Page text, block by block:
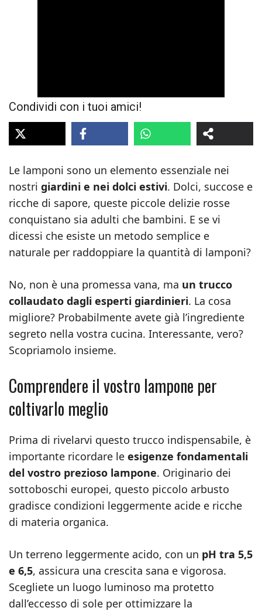
Condividi con i tuoi amici!
Le lamponi sono un elemento essenziale nei
nostri giardini e nei dolci estivi. Dolci, succose e
ricche di sapore, queste piccole delizie rosse
conquistano sia adulti che bambini. E se vi
dicessi che esiste un metodo semplice e
naturale per raddoppiare la quantità di lamponi?
No, non è una promessa vana, ma un trucco
collaudato dagli esperti giardinieri. La cosa
migliore? Probabilmente avete già l’ingrediente
segreto nella vostra cucina. Interessante, vero?
Scopriamolo insieme.
Comprendere il vostro lampone per
coltivarlo meglio
Prima di rivelarvi questo trucco indispensabile, è
importante ricordare le esigenze fondamentali
del vostro prezioso lampone. Originario dei
sottoboschi europei, questo piccolo arbusto
gradisce condizioni leggermente acide e ricche
di materia organica.
Un terreno leggermente acido, con un pH tra 5,5
e 6,5, assicura una crescita sana e vigorosa.
Scegliete un luogo luminoso ma protetto
dall’eccesso di sole per ottimizzare la